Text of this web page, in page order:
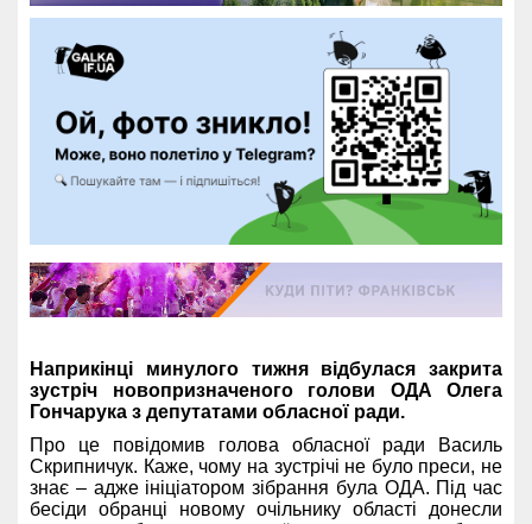
Наприкінці минулого тижня відбулася закрита
зустріч новопризначеного голови ОДА Олега
Гончарука з депутатами обласної ради.
Про це повідомив голова обласної ради Василь
Скрипничук. Каже, чому на зустрічі не було преси, не
знає – адже ініціатором зібрання була ОДА. Під час
бесіди обранці новому очільнику області донесли